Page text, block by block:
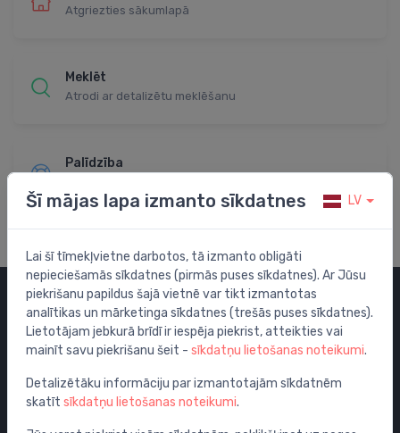
Atgriezties sākumlapā
Meklēt
Atrodi ar detalizētu meklēšanu
Palīdzība
Kategorijas
Izpārdošana
Maisītāji
Izlietnes
Šī mājas lapa izmanto sīkdatnes LV
Lai šī tīmekļvietne darbotos, tā izmanto obligāti
nepieciešamās sīkdatnes (pirmās puses sīkdatnes). Ar Jūsu
piekrišanu papildus šajā vietnē var tikt izmantotas
analītikas un mārketinga sīkdatnes (trešās puses sīkdatnes).
Lietotājam jebkurā brīdī ir iespēja piekrist, atteikties vai
mainīt savu piekrišanu šeit - sīkdatņu lietošanas noteikumi.
Detalizētāku informāciju par izmantotajām sīkdatnēm
skatīt sīkdatņu lietošanas noteikumi.